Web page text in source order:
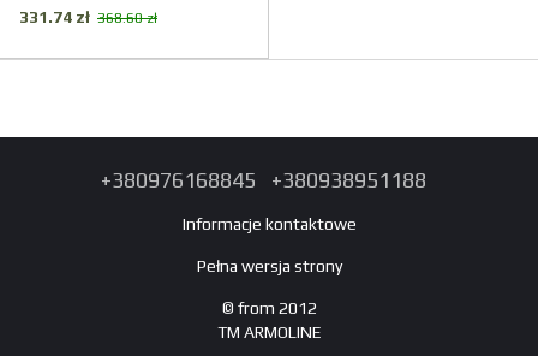
331.74 zł 368.60 zł
+380976168845 +380938951188
Informacje kontaktowe
Pełna wersja strony
© from 2012
TM ARMOLINE